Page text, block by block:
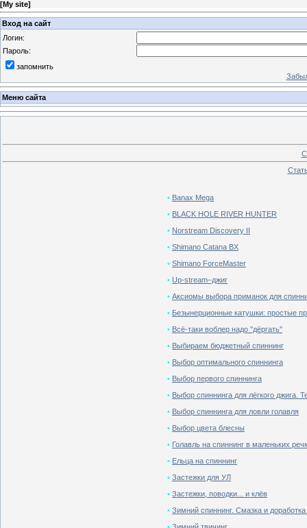
[My site]
Вход на сайт
Логин:
Пароль:
запомнить
Меню сайта
• Banax Mega
• BLACK HOLE RIVER HUNTER
• Norstream Discovery II
• Shimano Catana BX
• Shimano ForceMaster
• Up-stream–джиг
• Аксиомы выбора приманок для
• Безынерционные катушки: простые
• Всё-таки воблер надо ''дёргать''
• Выбираем бюджетный спиннинг
• Выбор оптимального спиннинга
• Выбор первого спиннинга
• Выбор спиннинга для лёгкого джига.
• Выбор спиннинга для ловли голавля
• Выбор цвета блесны
• Голавль на спиннинг в маленьких
• Ельца на спиннинг
• Застежки для УЛ
• Застежки, поводки... и клёв
• Зимний спиннинг. Смазка и